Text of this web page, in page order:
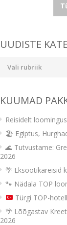
navigation
UUDISTE
KUUMAD
Reisidelt
🏖️ Egiptus,
🌊 Tutvustame:
2026
🌴 Eksootikareisid
🐾 Nädala TOP
Türgi TOP-
🌴 Lõõgastav
2026